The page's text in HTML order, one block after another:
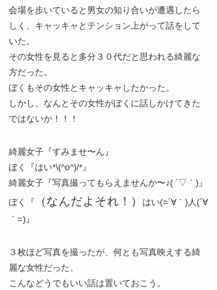
会場を歩いていると男女の知り合いが遭遇したら
しく、キャッキャとテンション上がって話をして
いた。
その女性を見ると多分３０代だと思われる綺麗な
方だった。
ぼくもその女性とキャッキャしたかった。
しかし、なんとその女性がぼくに話しかけてきた
ではないか！！！
綺麗女子『すみませ〜ん』
ぼく『はい*\(^o^)/*』
綺麗女子『写真撮ってもらえませんか〜♪( ´▽｀)』
ぼく『
（なんだよそれ！）
はい(=´∀｀)人(´∀
｀=)』
３枚ほど写真を撮ったが、何とも写真映えする綺
麗な女性だった。
こんなどうでもいい話は置いておこう。